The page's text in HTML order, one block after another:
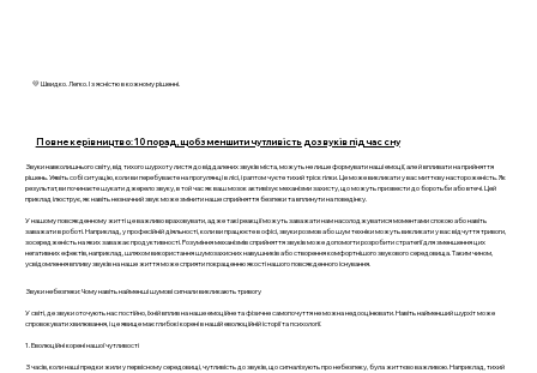
💛 Швидко. Легко. І з ясністю в кожному рішенні.
Повне керівництво: 10 порад, щоб зменшити чутливість до звуків під час сну
Звуки навколишнього світу, від тихого шурхоту листя до віддалених звуків міста, можуть не лише формувати наші емоції, але й впливати на прийняття
рішень. Уявіть собі ситуацію, коли ви перебуваєте на прогулянці в лісі, і раптом чуєте тихий тріск гілки. Це може викликати у вас миттєву настороженість. Як
результат, ви починаєте шукати джерело звуку, в той час як ваш мозок активізує механізми захисту, що можуть призвести до боротьби або втечі. Цей
приклад ілюструє, як навіть незначний звук може змінити наше сприйняття безпеки та вплинути на поведінку.
У нашому повсякденному житті це важливо враховувати, адже такі реакції можуть заважати нам насолоджуватися моментами спокою або навіть
заважати в роботі. Наприклад, у професійній діяльності, коли ви працюєте в офісі, звуки розмов або шум техніки можуть викликати у вас відчуття тривоги,
зосередженість на яких заважає продуктивності. Розуміння механізмів сприйняття звуків може допомогти розробити стратегії для зменшення цих
негативних ефектів, наприклад, шляхом використання шумозахисних навушників або створення комфортнішого звукового середовища. Таким чином,
усвідомлення впливу звуків на наше життя може сприяти покращенню якості нашого повсякденного існування.
Звуки небезпеки: Чому навіть найменші шумові сигнали викликають тривогу
У світі, де звуки оточують нас постійно, їхній вплив на наше емоційне та фізичне самопочуття не можна недооцінювати. Навіть найменший шурхіт може
спровокувати хвилювання, і це явище має глибокі корені в нашій еволюційній історії та психології.
1. Еволюційні корені нашої чутливості
З часів, коли наші предки жили у первісному середовищі, чутливість до звуків, що сигналізують про небезпеку, була життєво важливою. Наприклад, тихий